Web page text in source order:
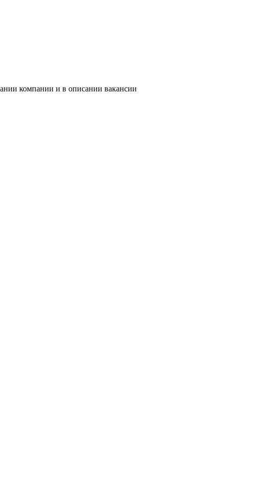
компании и в описании вакансии